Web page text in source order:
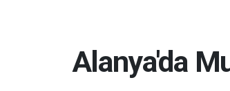
Alanya'da